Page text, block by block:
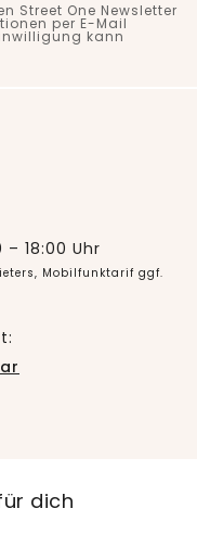
Street One Newsletter
per E-Mail
kann
– 18:00 Uhr
Mobilfunktarif ggf.
dich